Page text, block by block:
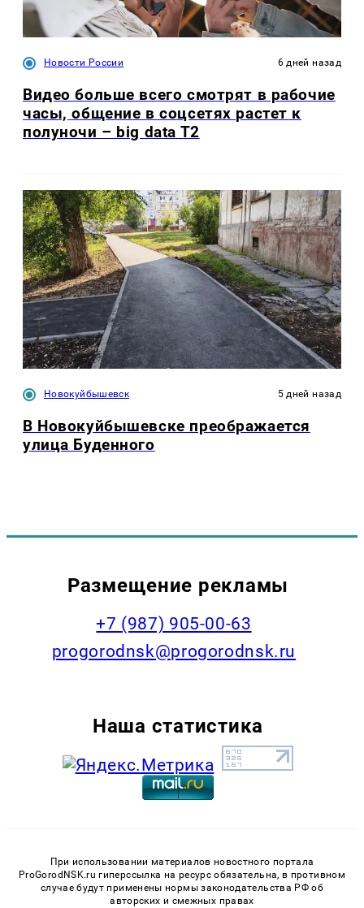
Новости России 6 дней назад
Видео больше всего смотрят в рабочие
часы, общение в соцсетях растет к
полуночи – big data T2
Новокуйбышевск 5 дней назад
В Новокуйбышевске преображается
улица Буденного
Размещение рекламы
+7 (987) 905-00-63
progorodnsk@progorodnsk.ru
Наша статистика
При использовании материалов новостного портала
ProGorodNSK.ru гиперссылка на ресурс обязательна, в противном
случае будут применены нормы законодательства РФ об
авторских и смежных правах